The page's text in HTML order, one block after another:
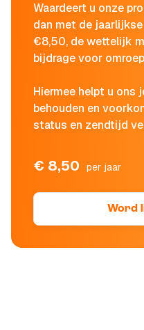
Waardeert u onze
dan met de
€8,50, de wettelijk
bijdrage voor
Hiermee helpt u ons
behouden en
status en zendtijd
€ 8,50 per jaar
Word